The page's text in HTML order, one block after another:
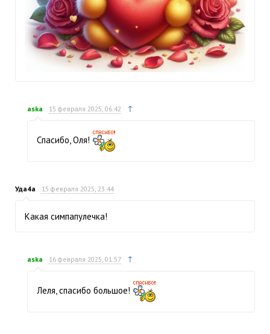
aska 15 февраля 2025, 06:42 ↑
Спасибо, Оля!
Уда4а 15 февраля 2025, 23:44
Какая симпапулечка!
aska 16 февраля 2025, 01:57 ↑
Леля, спасибо большое!